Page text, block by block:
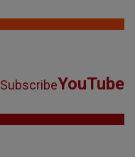
SubscribeYouTube